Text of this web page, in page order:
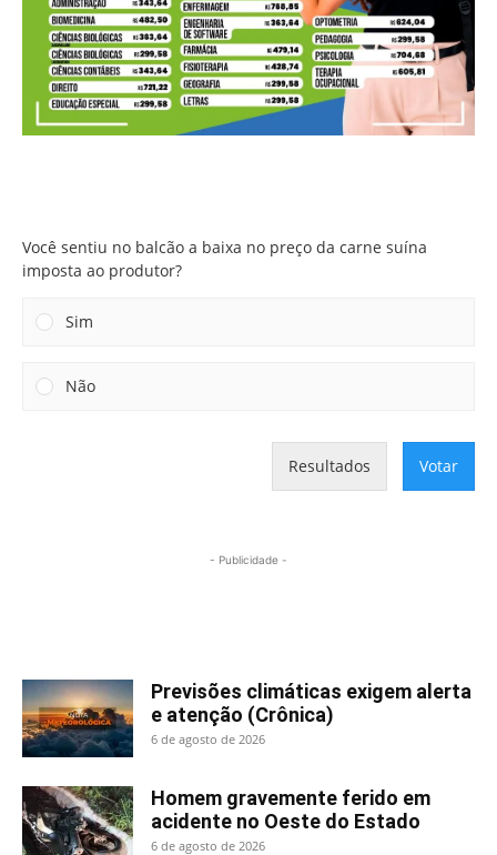
Você sentiu no balcão a baixa no preço da carne suína
imposta ao produtor?
Sim
Não
Resultados Votar
- Publicidade -
Previsões climáticas exigem alerta
e atenção (Crônica)
6 de agosto de 2026
Homem gravemente ferido em
acidente no Oeste do Estado
6 de agosto de 2026